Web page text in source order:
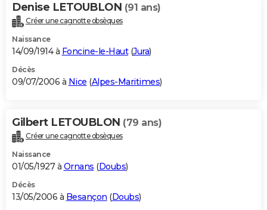
Denise LETOUBLON (91 ans)
Créer une cagnotte obsèques
Naissance
14/09/1914 à Foncine-le-Haut(Jura)
Décès
09/07/2006 à Nice (Alpes-Maritimes)
Gilbert LETOUBLON (79 ans)
Créer une cagnotte obsèques
Naissance
01/05/1927 à Ornans (Doubs)
Décès
13/05/2006 à Besançon (Doubs)